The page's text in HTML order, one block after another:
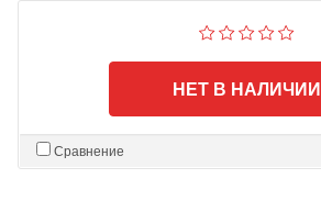
НЕТ В НАЛИЧИИ
Сравнение